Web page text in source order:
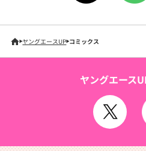
ヤングエースUP コミックス
ヤングエース